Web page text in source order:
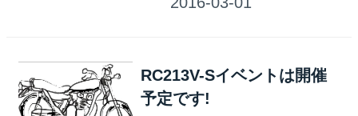
弾を大公開! 本誌スクープ班の
さい。 また、巻頭から各種フ
ラッグシップモデル列伝を掲
RC213V-Sイベントは開催
予定です!